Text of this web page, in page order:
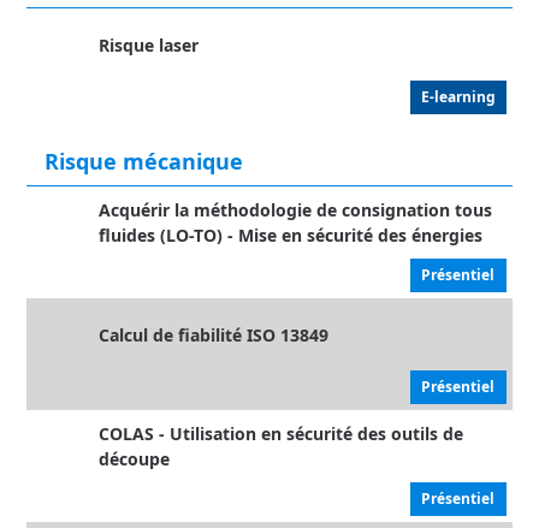
Risque laser
E-learning
Risque mécanique
Acquérir la méthodologie de consignation tous
fluides (LO-TO) - Mise en sécurité des énergies
Présentiel
Calcul de fiabilité ISO 13849
Présentiel
COLAS - Utilisation en sécurité des outils de
découpe
Présentiel